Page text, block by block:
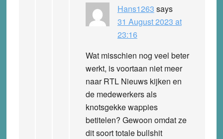
Hans1263 says
31 August 2023 at
23:16
Wat misschien nog veel beter
werkt, is voortaan niet meer
naar RTL Nieuws kijken en
de medewerkers als
knotsgekke wappies
betitelen? Gewoon omdat ze
dit soort totale bullshit